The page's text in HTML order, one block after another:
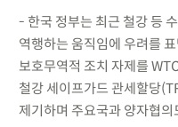
- 한국 정부는 최근 철강 등
역행하는 움직임에 우려를
보호무역적 조치 자제를
철강 세이프가드 관세할당
제기하며 주요국과 양자협의